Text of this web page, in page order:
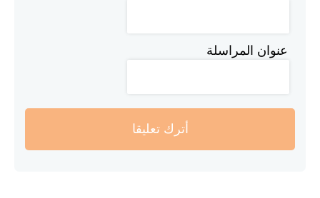
عنوان المراسلة
أترك تعليقا